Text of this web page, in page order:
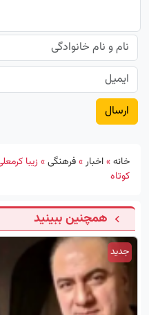
خانه»اخبار»فرهنگی» زیبا
کوتاه
همچنین ببینید
جدید